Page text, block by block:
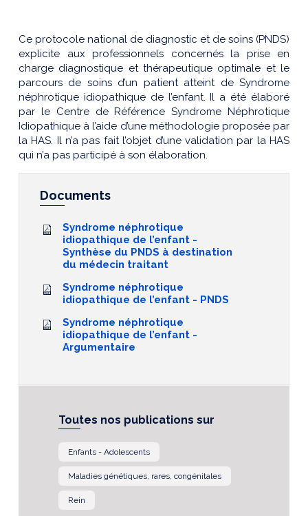
Ce protocole national de diagnostic et de soins (PNDS)
explicite aux professionnels concernés la prise en
charge diagnostique et thérapeutique optimale et le
parcours de soins d’un patient atteint de Syndrome
néphrotique idiopathique de l’enfant. Il a été élaboré
par le Centre de Référence Syndrome Néphrotique
Idiopathique à l’aide d’une méthodologie proposée par
la HAS. Il n’a pas fait l’objet d’une validation par la HAS
qui n’a pas participé à son élaboration.
Documents
Syndrome néphrotique
idiopathique de l’enfant -
Synthèse du PNDS à destination
du médecin traitant
Syndrome néphrotique
idiopathique de l’enfant - PNDS
Syndrome néphrotique
idiopathique de l’enfant -
Argumentaire
Toutes nos publications sur
Enfants - Adolescents
Maladies génétiques, rares, congénitales
Rein